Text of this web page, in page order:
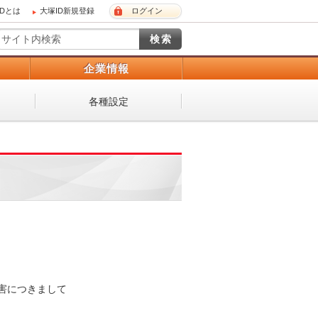
とは 大塚ID新規登録 ログイン
企業情報
各種設定
につきまして